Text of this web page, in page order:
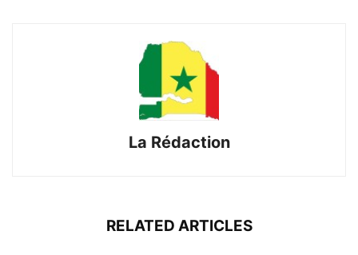
La Rédaction
RELATED ARTICLES